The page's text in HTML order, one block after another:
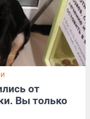
от
Вы только